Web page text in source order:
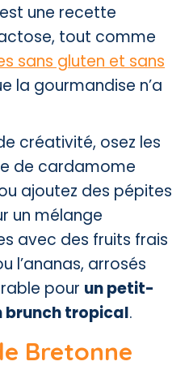
une recette
tout comme
sans gluten et sans
la gourmandise n’a
créativité, osez les
de cardamome
ajoutez des pépites
un mélange
avec des fruits frais
l’ananas, arrosés
pour un petit-
brunch tropical.
Bretonne